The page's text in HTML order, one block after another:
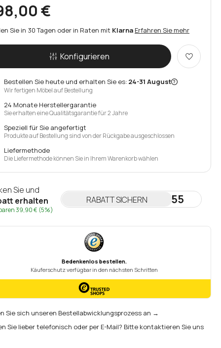
€
Sie in 30 Tagen oder in Raten mit Klarna Erfahren Sie mehr
Konfigurieren
Bestellen Sie heute und erhalten Sie es: 24-31 August
Wir fertigen Möbel auf Bestellung
24 Monate Herstellergarantie
Sie erhalten eine Qualitätsgarantie für 2 Jahre
Speziell für Sie angefertigt
Produkte auf Bestellung sind von der Rückgabe ausgeschlossen
Liefermethode
Die Liefermethode können Sie in Ihrem Warenkorb wählen
Sie und
erhalten
39,90 € (5%)
RABATT SICHERN
NEWSLETTER55
Sie sich unseren Bestellabwicklungsprozess an →
Sie lieber telefonisch oder per E-Mail? Bitte kontaktieren Sie uns